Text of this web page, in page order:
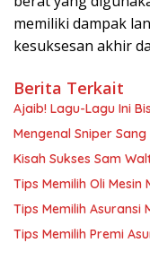
memiliki dampak
kesuksesan akhir
Berita Terkait
Ajaib! Lagu-Lagu Ini
Mengenal Sniper
Kisah Sukses Sam
Tips Memilih Oli
Tips Memilih Asuransi
Tips Memilih Premi